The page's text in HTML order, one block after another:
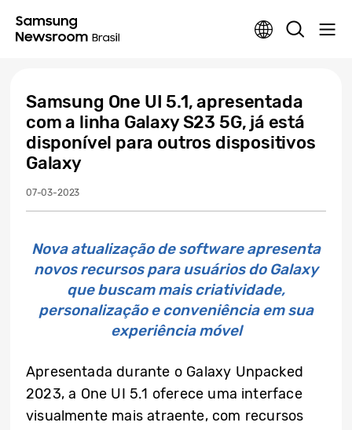
Samsung One UI 5.1, apresentada
com a linha Galaxy S23 5G, já está
disponível para outros dispositivos
Galaxy
07-03-2023
Nova atualização de software apresenta
novos recursos para usuários do Galaxy
que buscam mais criatividade,
personalização e conveniência em sua
experiência móvel
Apresentada durante o Galaxy Unpacked
2023, a One UI 5.1 oferece uma interface
visualmente mais atraente, com recursos